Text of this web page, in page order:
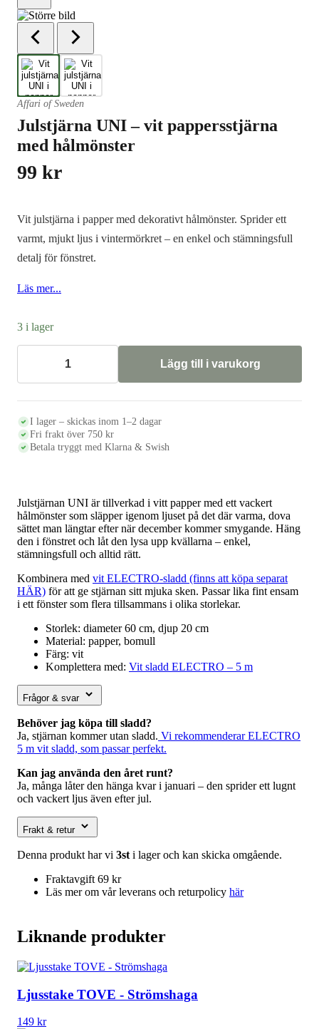
Affari of Sweden
Julstjärna UNI – vit pappersstjärna
med hålmönster
99 kr
Vit julstjärna i papper med dekorativt hålmönster. Sprider ett
varmt, mjukt ljus i vintermörkret – en enkel och stämningsfull
detalj för fönstret.
Läs mer...
3 i lager
UNI
pappersstjärna
med
hålmönster
Lägg till i varukorg
I lager – skickas inom 1–2 dagar
Fri frakt över 750 kr
Betala tryggt med Klarna & Swish
Julstjärnan UNI är tillverkad i vitt papper med ett vackert
hålmönster som släpper igenom ljuset på det där varma, dova
sättet man längtar efter när december kommer smygande. Häng
den i fönstret och låt den lysa upp kvällarna – enkel,
stämningsfull och alltid rätt.
Kombinera med vit ELECTRO-sladd (finns att köpa separat
HÄR) för att ge stjärnan sitt mjuka sken. Passar lika fint ensam
i ett fönster som flera tillsammans i olika storlekar.
Storlek: diameter 60 cm, djup 20 cm
Material: papper, bomull
Färg: vit
Komplettera med: Vit sladd ELECTRO – 5 m
Frågor & svar
Behöver jag köpa till sladd?
Ja, stjärnan kommer utan sladd. Vi rekommenderar ELECTRO
5 m vit sladd, som passar perfekt.
Kan jag använda den året runt?
Ja, många låter den hänga kvar i januari – den sprider ett lugnt
och vackert ljus även efter jul.
Frakt & retur
Denna produkt har vi 3st i lager och kan skicka omgående.
Fraktavgift 69 kr
Läs mer om vår leverans och returpolicy här
Liknande produkter
Ljusstake TOVE - Strömshaga
149 kr